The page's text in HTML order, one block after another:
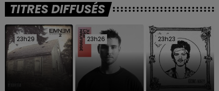
TITRES DIFFUSÉS
23h29
23h29 23h26
23h26 23h23
23h23